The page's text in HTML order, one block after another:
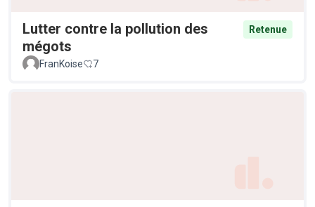
Lutter contre la pollution des
mégots
Retenue
FranKoise 7